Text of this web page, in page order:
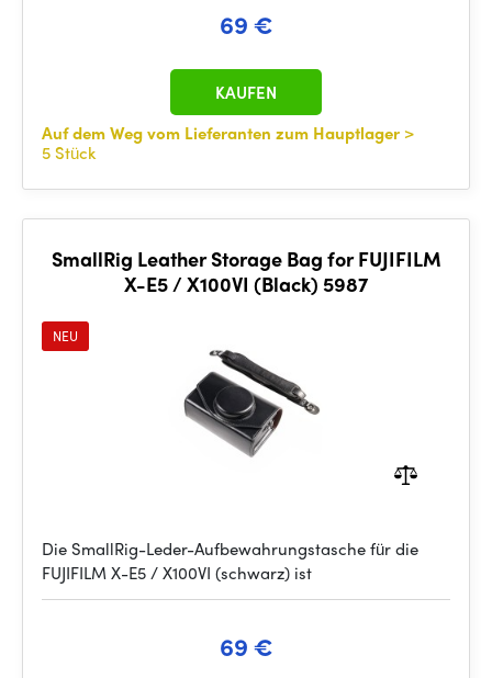
69 €
Auf dem Weg vom Lieferanten zum Hauptlager >
5 Stück
KAUFEN
SmallRig Leather Storage Bag for FUJIFILM
X-E5 / X100VI (Black) 5987
NEU
Die SmallRig-Leder-Aufbewahrungstasche für die
FUJIFILM X-E5 / X100VI (schwarz) ist
69 €